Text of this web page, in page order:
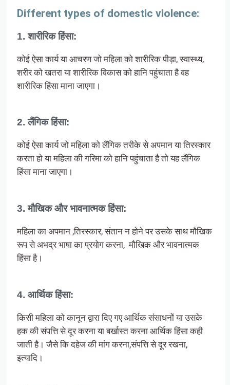
Different types of domestic violence:
1. शारीरिक हिंसा:
कोई ऐसा कार्य या आचरण जो महिला को शारीरिक पीड़ा, स्वास्थ्य,
शरीर को खतरा या शारीरिक विकास को हानि पहुंचाता है वह
शारीरिक हिंसा माना जाएगा।
2. लैंगिक हिंसा:
कोई ऐसा कार्य जो महिला को लैंगिक तरीके से अपमान या तिरस्कार
करता हो या महिला की गरिमा को हानि पहुंचाता है तो यह लैंगिक
हिंसा माना जाएगा।
3. मौखिक और भावनात्मक हिंसा:
महिला का अपमान ,तिरस्कार, संतान न होने पर उसके साथ मौखिक
रूप से अभद्र भाषा का प्रयोग करना, मौखिक और भावनात्मक
हिंसा है।
4. आर्थिक हिंसा:
किसी महिला को कानून द्वारा दिए गए आर्थिक संसाधनों या उसके
हक की संपत्ति से दूर करना या बर्खास्त करना आर्थिक हिंसा कही
जाती है। जैसे कि दहेज की मांग करना,संपत्ति से दूर रखना,
इत्यादि।